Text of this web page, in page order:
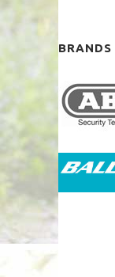
BRANDS